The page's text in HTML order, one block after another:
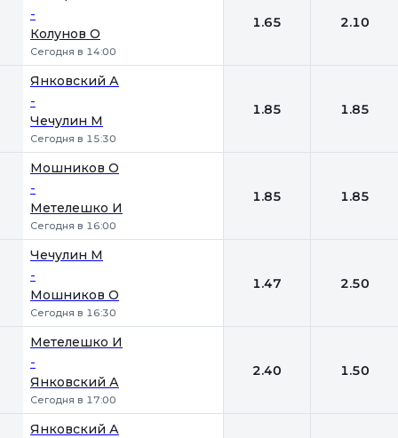
-
Колунов О
Сегодня в 14:00
1.65 2.10
Янковский А
-
Чечулин М
Сегодня в 15:30
1.85 1.85
Мошников О
-
Метелешко И
Сегодня в 16:00
1.85 1.85
Чечулин М
-
Мошников О
Сегодня в 16:30
1.47 2.50
Метелешко И
-
Янковский А
Сегодня в 17:00
2.40 1.50
Янковский А